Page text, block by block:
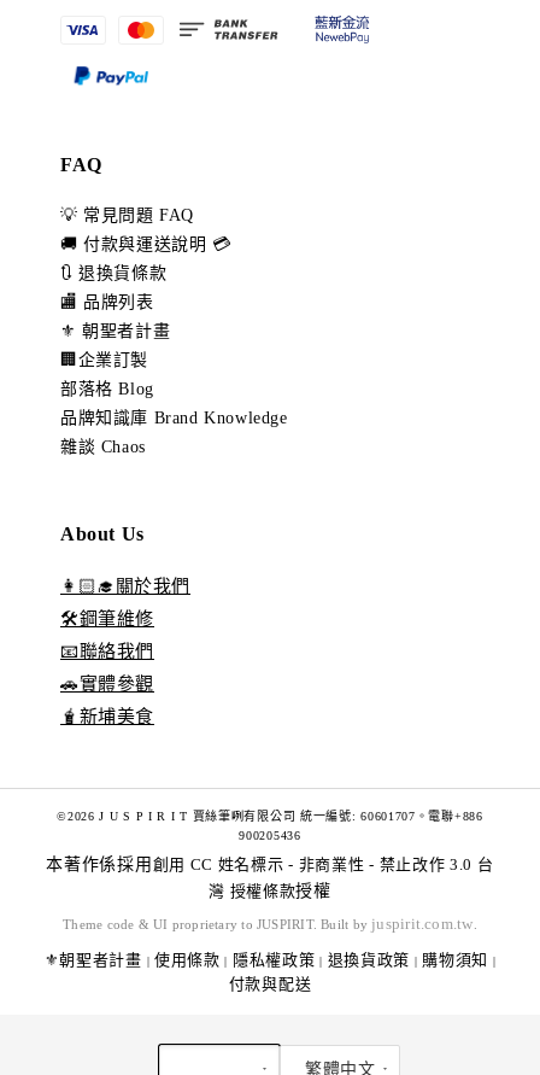
FAQ
💡 常見問題 FAQ
🚚 付款與運送說明 💳
🔃 退換貨條款
🏬 品牌列表
⚜️ 朝聖者計畫
🏢企業訂製
部落格 Blog
品牌知識庫 Brand Knowledge
雜談 Chaos
About Us
👩🏻‍🎓關於我們
🛠️鋼筆維修
📧聯絡我們
🚗實體參觀
🧋新埔美食
©2026 J U S P I R I T 賈絲筆咧有限公司 統一編號: 60601707。電聯+886
900205436
本著作係採用 創用 CC 姓名標示 - 非商業性 - 禁止改作 3.0 台
灣 授權條款授權
Theme code & UI proprietary to JUSPIRIT. Built by juspirit.com.tw
⚜️朝聖者計畫 | 使用條款 | 隱私權政策 | 退換貨政策 | 購物須知 |
付款與配送